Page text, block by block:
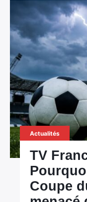
Actualités
TV
Coupe